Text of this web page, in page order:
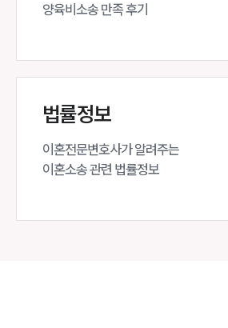
양육비소송 만족 후기
법률정보
이혼전문변호사가 알려주는
이혼소송 관련 법률정보